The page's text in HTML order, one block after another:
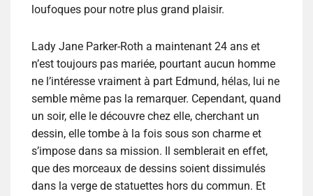
loufoques pour notre plus grand plaisir.
Lady Jane Parker-Roth a maintenant 24 ans et
n’est toujours pas mariée, pourtant aucun homme
ne l’intéresse vraiment à part Edmund, hélas, lui ne
semble même pas la remarquer. Cependant, quand
un soir, elle le découvre chez elle, cherchant un
dessin, elle tombe à la fois sous son charme et
s’impose dans sa mission. Il semblerait en effet,
que des morceaux de dessins soient dissimulés
dans la verge de statuettes hors du commun. Et